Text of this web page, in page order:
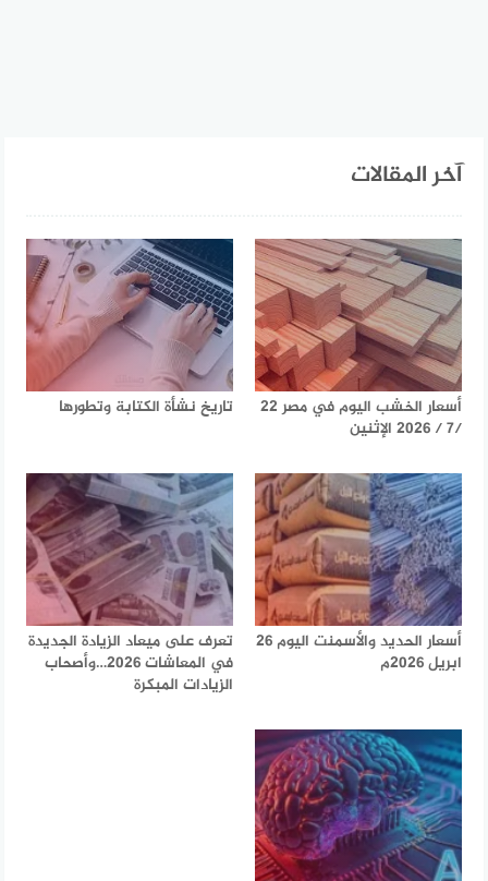
آخر المقالات
أسعار الخشب اليوم في مصر 22
/7 / 2026 الإثنين
تاريخ نشأة الكتابة وتطورها
أسعار الحديد والأسمنت اليوم 26
ابريل 2026م
تعرف على ميعاد الزيادة الجديدة
في المعاشات 2026…وأصحاب
الزيادات المبكرة